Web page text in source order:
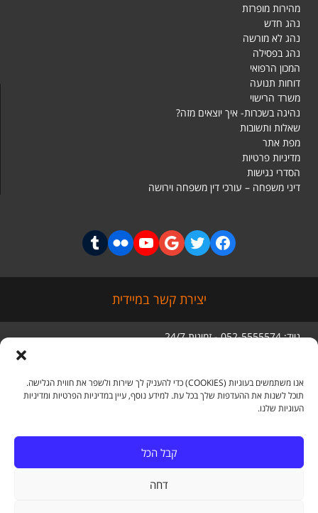
אנו משתמשים בעוגיות (COOKIES) כדי להעניק לך שירות ולשפר את חווית הגלישה.
תוכל לשנות את ההעדפות שלך בכל עת. למידע נוסף, עיין במדיניות הפרטיות ומדיניות
העוגיות שלנו.
קבל הכל
דחה
מהירות מופרזת
נהג חדש
נהג לא מורשה
נהג בפסילה
המכון הרפואי
דוחות תנועה
משרד הרישוי
נהיגה בשכרות- איך יוצאים מזה?
שאלות ותשובות
מפת אתר
מדיניות פרטיות
הסדרי נגישות
דיני משפחה – עורכי דין משפחה וירושה
יצירת קשר במיידית
נייד: 052-5555574 - זמינות 24/7
בני ברק